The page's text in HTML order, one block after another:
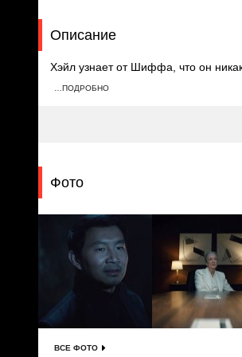
Описание
Хэйл узнает от Шиффа, что он
о проекте, Шифф просит доставить
…ПОДРОБНО
Фото
ВСЕ ФОТО